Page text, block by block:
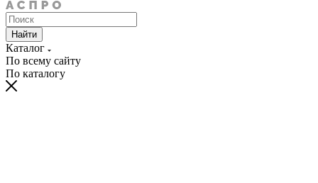
Найти
Каталог
По всему сайту
По каталогу